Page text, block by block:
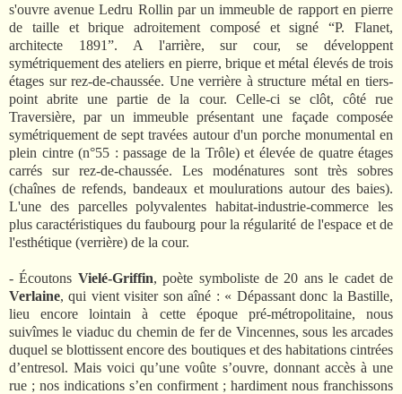
s'ouvre avenue Ledru Rollin par un immeuble de rapport en pierre
de taille et brique adroitement composé et signé “P. Flanet,
architecte 1891”. A l'arrière, sur cour, se développent
symétriquement des ateliers en pierre, brique et métal élevés de trois
étages sur rez-de-chaussée. Une verrière à structure métal en tiers-
point abrite une partie de la cour. Celle-ci se clôt, côté rue
Traversière, par un immeuble présentant une façade composée
symétriquement de sept travées autour d'un porche monumental en
plein cintre (n°55 : passage de la Trôle) et élevée de quatre étages
carrés sur rez-de-chaussée. Les modénatures sont très sobres
(chaînes de refends, bandeaux et moulurations autour des baies).
L'une des parcelles polyvalentes habitat-industrie-commerce les
plus caractéristiques du faubourg pour la régularité de l'espace et de
l'esthétique (verrière) de la cour.
- Écoutons Vielé-Griffin, poète symboliste de 20 ans le cadet de
Verlaine, qui vient visiter son aîné : « Dépassant donc la Bastille,
lieu encore lointain à cette époque pré-métropolitaine, nous
suivîmes le viaduc du chemin de fer de Vincennes, sous les arcades
duquel se blottissent encore des boutiques et des habitations cintrées
d’entresol. Mais voici qu’une voûte s’ouvre, donnant accès à une
rue ; nos indications s’en confirment ; hardiment nous franchissons